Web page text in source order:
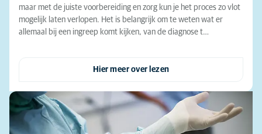
maar met de juiste voorbereiding en zorg kun je het proces zo vlot
mogelijk laten verlopen. Het is belangrijk om te weten wat er
allemaal bij een ingreep komt kijken, van de diagnose t…
Hier meer over lezen